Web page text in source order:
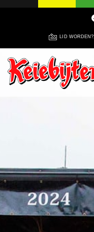
LID WORDEN?